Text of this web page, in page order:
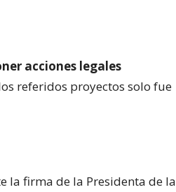
acciones legales
referidos proyectos solo fue
la firma de la Presidenta de la